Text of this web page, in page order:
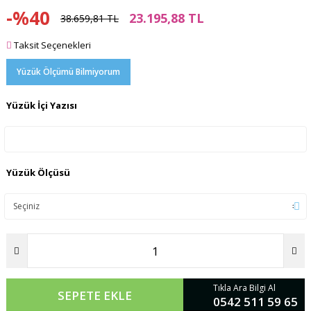
-%40 38.659,81 TL 23.195,88 TL
Taksit Seçenekleri
Yüzük Ölçümü Bilmiyorum
Yüzük İçi Yazısı
Yüzük Ölçüsü
SEPETE EKLE Tıkla Ara Bilgi Al
0542 511 59 65